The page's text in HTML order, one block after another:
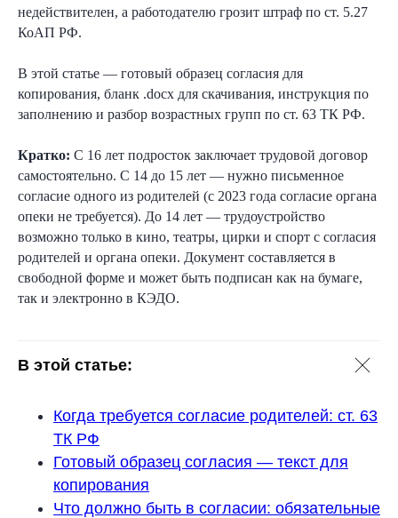
недействителен, а работодателю грозит штраф по ст. 5.27
КоАП РФ.
В этой статье — готовый образец согласия для
копирования, бланк .docx для скачивания, инструкция по
заполнению и разбор возрастных групп по ст. 63 ТК РФ.
Кратко: С 16 лет подросток заключает трудовой договор
самостоятельно. С 14 до 15 лет — нужно письменное
согласие одного из родителей (с 2023 года согласие органа
опеки не требуется). До 14 лет — трудоустройство
возможно только в кино, театры, цирки и спорт с согласия
родителей и органа опеки. Документ составляется в
свободной форме и может быть подписан как на бумаге,
так и электронно в КЭДО.
В этой статье:
Когда требуется согласие родителей: ст. 63
ТК РФ
Готовый образец согласия — текст для
копирования
Что должно быть в согласии: обязательные